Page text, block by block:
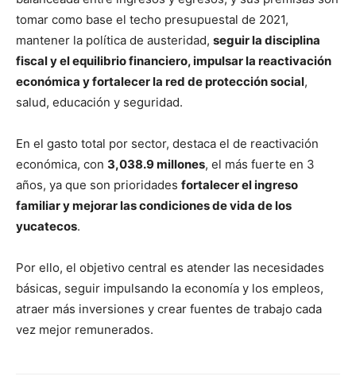
tomar como base el techo presupuestal de 2021,
mantener la política de austeridad, seguir la disciplina
fiscal y el equilibrio financiero, impulsar la reactivación
económica y fortalecer la red de protección social,
salud, educación y seguridad.
En el gasto total por sector, destaca el de reactivación
económica, con 3,038.9 millones, el más fuerte en 3
años, ya que son prioridades fortalecer el ingreso
familiar y mejorar las condiciones de vida de los
yucatecos.
Por ello, el objetivo central es atender las necesidades
básicas, seguir impulsando la economía y los empleos,
atraer más inversiones y crear fuentes de trabajo cada
vez mejor remunerados.